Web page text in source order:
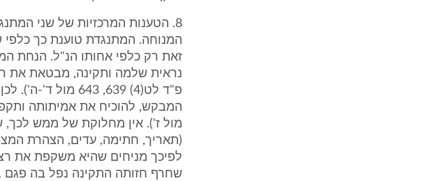
8. הטענות המרכזיות של שני
המנוחה. המתנגדת טוענת כך כלפי
זאת רק כלפי אחותו הנ"ל. הנחת
פ"ד לט(4) 639,
מול ז'). אין מחלוקת של ממש לכך,
(תאריך, חתימה, עדים, הצהרת
לפיכך מניחים שהיא משקפת את
שחרף חזותה התקינה נפל בה פגם